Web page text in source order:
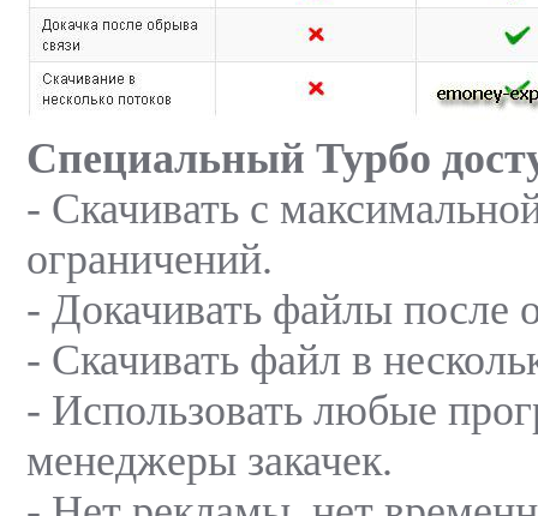
Специальный Турбо
- Скачивать с
ограничений.
- Докачивать файлы после
- Скачивать файл в
- Использовать любые
менеджеры закачек.